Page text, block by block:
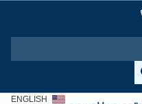
ENGLISH